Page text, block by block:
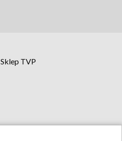
Sklep TVP